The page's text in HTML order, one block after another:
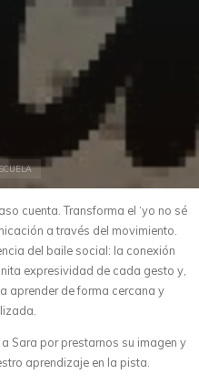
cuenta. Transforma el ‘yo no sé
a través del movimiento.
del baile social: la conexión
expresividad de cada gesto y,
aprender de forma cercana y
Sara por prestarnos su imagen y
aprendizaje en la pista.